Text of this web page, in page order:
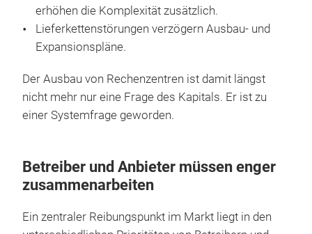
erhöhen die Komplexität zusätzlich.
Lieferkettenstörungen verzögern Ausbau- und
Expansionspläne.
Der Ausbau von Rechenzentren ist damit längst
nicht mehr nur eine Frage des Kapitals. Er ist zu
einer Systemfrage geworden.
Betreiber und Anbieter müssen enger
zusammenarbeiten
Ein zentraler Reibungspunkt im Markt liegt in den